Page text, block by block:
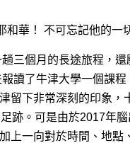
和華！ 不可忘記他的一
三個月的長途旅程，
讀了牛津大學一個課
留下非常深刻的印象，
跡。可是由於2017年
上一向對於時間、地點